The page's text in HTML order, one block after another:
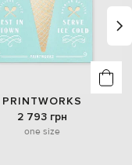
PRINTWORKS
2 793 грн
one size